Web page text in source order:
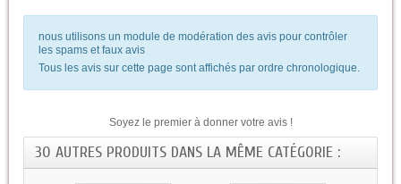
nous utilisons un module de modération des avis pour contrôler
les spams et faux avis
Tous les avis sur cette page sont affichés par ordre chronologique.
Soyez le premier à donner votre avis !
30 AUTRES PRODUITS DANS LA MÊME CATÉGORIE :